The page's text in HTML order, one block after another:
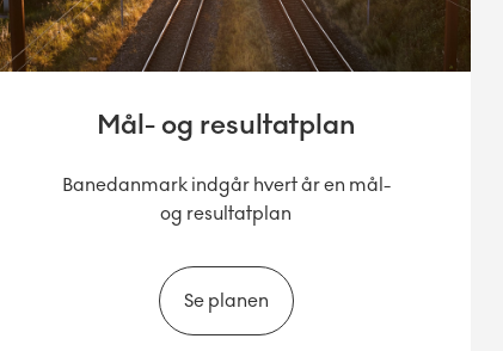
Mål- og resultatplan
Banedanmark indgår hvert år en mål-
og resultatplan
Se planen